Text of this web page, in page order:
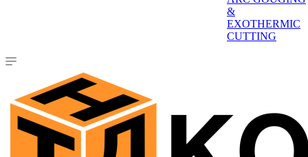
&
EXOTHERMIC
CUTTING